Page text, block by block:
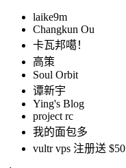
laike9m
Changkun Ou
卡瓦邦噶！
高策
Soul Orbit
谭新宇
Ying's Blog
project rc
我的面包多
vultr vps 注册送 $50